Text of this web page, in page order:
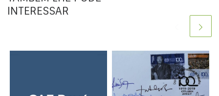
INTERESSAR